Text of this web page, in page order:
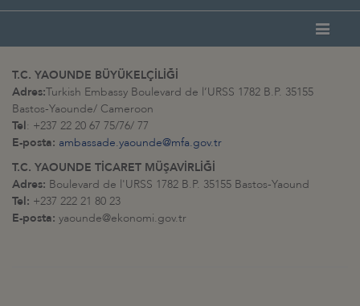
T.C. YAOUNDE BÜYÜKELÇİLİĞİ
Adres:Turkish Embassy Boulevard de l’URSS 1782 B.P. 35155
Bastos-Yaounde/ Cameroon
Tel: +237 22 20 67 75/76/ 77
E-posta: ambassade.yaounde@mfa.gov.tr
T.C. YAOUNDE TİCARET MÜŞAVİRLİĞİ
Adres: Boulevard de l'URSS 1782 B.P. 35155 Bastos-Yaound
Tel: +237 222 21 80 23
E-posta: yaounde@ekonomi.gov.tr